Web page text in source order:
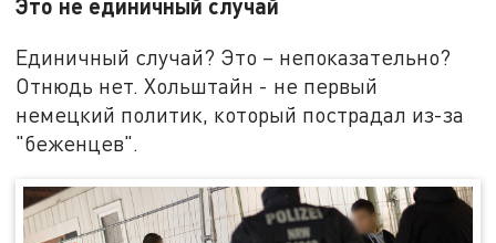
Это не единичный случай
Единичный случай? Это – непоказательно?
Отнюдь нет. Хольштайн - не первый
немецкий политик, который пострадал из-за
"беженцев".